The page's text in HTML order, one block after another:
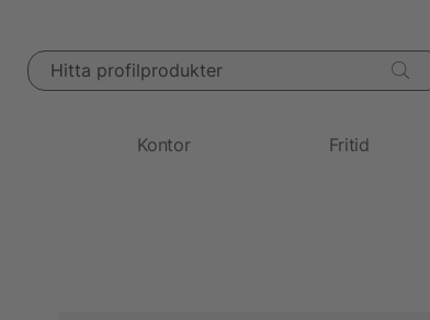
Hitta profilprodukter
Kontor Fritid